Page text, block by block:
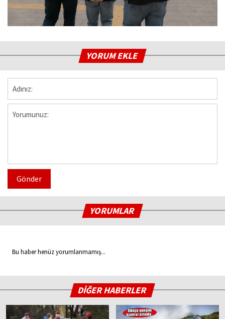
YORUM EKLE
Gönder
YORUMLAR
Bu haber henüz yorumlanmamış...
DİĞER HABERLER